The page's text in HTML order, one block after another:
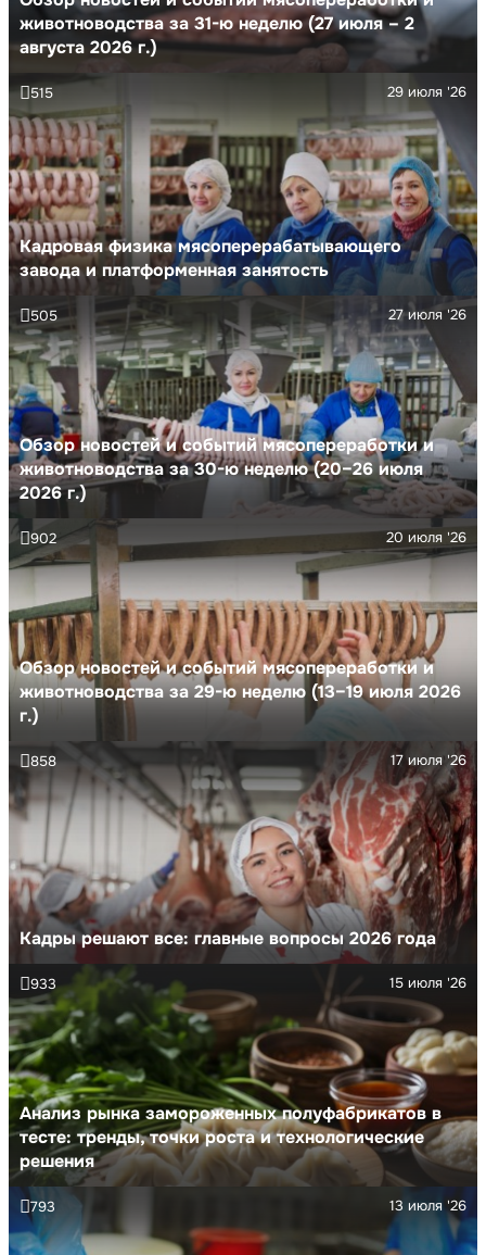
животноводства за 31-ю неделю (27 июля – 2
августа 2026 г.)
Кадровая физика мясоперерабатывающего
завода и платформенная занятость
29 июля '26
515
Обзор новостей и событий мясопереработки и
животноводства за 30-ю неделю (20–26 июля
2026 г.)
27 июля '26
505
Обзор новостей и событий мясопереработки и
животноводства за 29-ю неделю (13–19 июля 2026
г.)
20 июля '26
902
Кадры решают все: главные вопросы 2026 года
17 июля '26
858
Анализ рынка замороженных полуфабрикатов в
тесте: тренды, точки роста и технологические
решения
15 июля '26
933
13 июля '26
793